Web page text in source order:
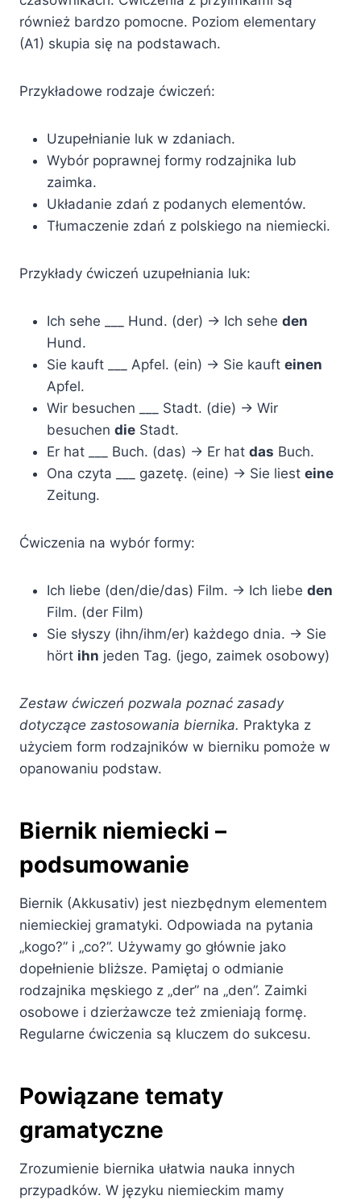
również bardzo pomocne. Poziom elementary
(A1) skupia się na podstawach.
Przykładowe rodzaje ćwiczeń:
Uzupełnianie luk w zdaniach.
Wybór poprawnej formy rodzajnika lub
zaimka.
Układanie zdań z podanych elementów.
Tłumaczenie zdań z polskiego na niemiecki.
Przykłady ćwiczeń uzupełniania luk:
Ich sehe ___ Hund. (der) -> Ich sehe den
Hund.
Sie kauft ___ Apfel. (ein) -> Sie kauft einen
Apfel.
Wir besuchen ___ Stadt. (die) -> Wir
besuchen die Stadt.
Er hat ___ Buch. (das) -> Er hat das Buch.
Ona czyta ___ gazetę. (eine) -> Sie liest eine
Zeitung.
Ćwiczenia na wybór formy:
Ich liebe (den/die/das) Film. -> Ich liebe den
Film. (der Film)
Sie słyszy (ihn/ihm/er) każdego dnia. -> Sie
hört ihn jeden Tag. (jego, zaimek osobowy)
Zestaw ćwiczeń pozwala poznać zasady
dotyczące zastosowania biernika. Praktyka z
użyciem form rodzajników w bierniku pomoże w
opanowaniu podstaw.
Biernik niemiecki –
podsumowanie
Biernik (Akkusativ) jest niezbędnym elementem
niemieckiej gramatyki. Odpowiada na pytania
„kogo?” i „co?”. Używamy go głównie jako
dopełnienie bliższe. Pamiętaj o odmianie
rodzajnika męskiego z „der” na „den”. Zaimki
osobowe i dzierżawcze też zmieniają formę.
Regularne ćwiczenia są kluczem do sukcesu.
Powiązane tematy
gramatyczne
Zrozumienie biernika ułatwia nauka innych
przypadków. W języku niemieckim mamy